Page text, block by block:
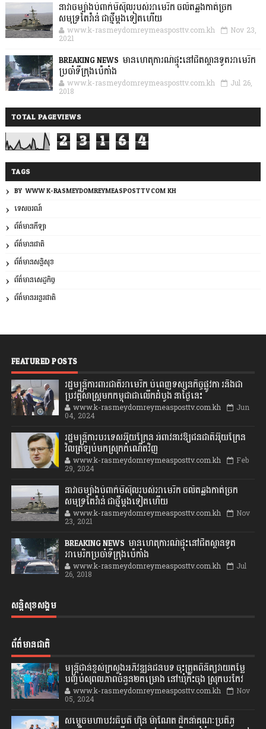
នាវាចម្បាំងបំពាក់មីស៊ីលរបស់អាមេរិក ចល័តឆ្លងកាត់ច្រក
សមុទ្រតៃវ៉ាន់ ជាថ្មីម្តងទៀតហើយ
www.k-rasmeydomreymeasposttv.com.kh Nov 23,
2021
BREAKING NEWS: មានហេតុការណ៍ផ្ទុះនៅជិតស្ថានទូតអាមេរិក
ប្រចាំទីក្រុងប៉េកាំង
www.k-rasmeydomreymeasposttv.com.kh Jul 26,
2018
TOTAL PAGEVIEWS
2 3 1 6 4
TAGS
BY: WWW.K-RASMEYDOMREYMEASPOSTTV.COM.KH
ទេសចរណ៍
ព័ត៌មានកីឡា
ព័ត៌មានជាតិ
ព័ត៌មានសន្តិសុខ
ព័ត៌មានសេដ្ឋកិច្ច
ព័ត៌មានអន្តរជាតិ
FEATURED POSTS
រដ្ឋមន្រ្តីការពារជាតិអាមេរិក បំពេញទស្សនកិច្ចផ្លូវកា រនិងជា
ប្រវត្តិសាស្រ្តមកកម្ពុជាជាលើកដំបូង នាថ្ងៃនេះ
www.k-rasmeydomreymeasposttv.com.kh Jun
04, 2024
រដ្ឋមន្ត្រីការបរទេសអ៊ុយក្រែន អំពាវនាវឱ្យជនជាតិអ៊ុយក្រែន
វិលត្រឡប់មកស្រុកកំណើតវិញ
www.k-rasmeydomreymeasposttv.com.kh Feb
29, 2024
នាវាចម្បាំងបំពាក់មីស៊ីលរបស់អាមេរិក ចល័តឆ្លងកាត់ច្រក
សមុទ្រតៃវ៉ាន់ ជាថ្មីម្តងទៀតហើយ
www.k-rasmeydomreymeasposttv.com.kh Nov
23, 2021
BREAKING NEWS: មានហេតុការណ៍ផ្ទុះនៅជិតស្ថានទូត
អាមេរិកប្រចាំទីក្រុងប៉េកាំង
www.k-rasmeydomreymeasposttv.com.kh Jul
26, 2018
សន្តិសុខសង្គម
ព័ត៌មានជាតិ
មន្ត្រីជាន់ខ្ពស់ក្រសួងអភិវឌ្ឍន៍ជនបទ ចុះត្រួតពិនិត្យវាយតម្លៃ
បញ្ចប់សុពលភាពចំនួន២គម្រោង នៅឃុំកិះចុង ស្រុកបរកែវ
www.k-rasmeydomreymeasposttv.com.kh Nov
05, 2024
សម្តេចមហាបវរធិបតី ហ៊ុន ម៉ាណែត ដឹកនាំគណៈប្រតិភូ